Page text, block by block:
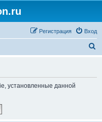
Вход
Регистрация
установленные данной